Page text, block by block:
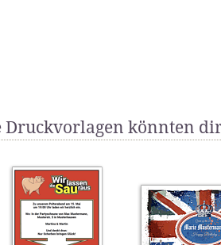
Druckvorlagen könnten